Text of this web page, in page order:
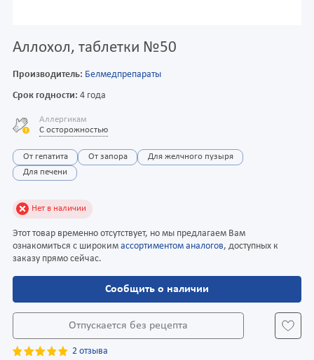
Аллохол, таблетки №50
Производитель: Белмедпрепараты
Срок годности: 4 года
Аллергикам
С осторожностью
От гепатита От запора
Для желчного пузыря
Для печени
Нет в наличии
Этот товар временно отсутствует, но мы предлагаем Вам
ознакомиться с широким ассортиментом аналогов, доступных к
заказу прямо сейчас.
Сообщить о наличии
Отпускается без рецепта
2 отзыва